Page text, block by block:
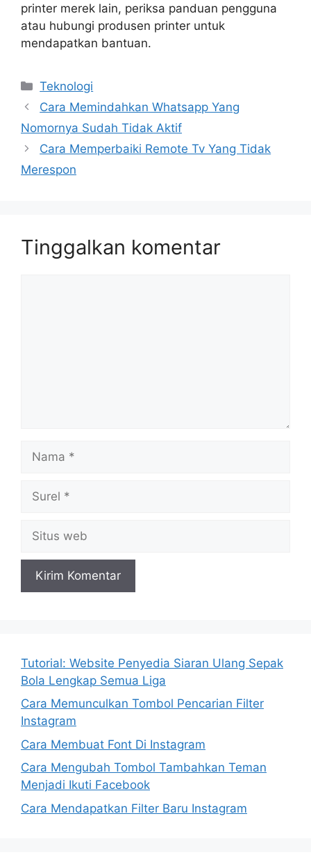
printer merek lain, periksa panduan pengguna
atau hubungi produsen printer untuk
mendapatkan bantuan.
Kategori
Teknologi
Cara Memindahkan Whatsapp Yang
Nomornya Sudah Tidak Aktif
Cara Memperbaiki Remote Tv Yang Tidak
Merespon
Tinggalkan komentar
web
Tutorial: Website Penyedia Siaran Ulang Sepak
Bola Lengkap Semua Liga
Cara Memunculkan Tombol Pencarian Filter
Instagram
Cara Membuat Font Di Instagram
Cara Mengubah Tombol Tambahkan Teman
Menjadi Ikuti Facebook
Cara Mendapatkan Filter Baru Instagram